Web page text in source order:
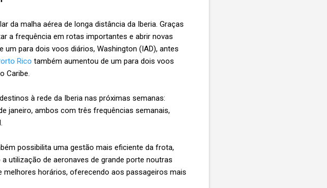
da malha aérea de longa distância da Iberia. Graças
a frequência em rotas importantes e abrir novas
para dois voos diários, Washington (IAD), antes
Rico também aumentou de um para dois voos
Caribe.
à rede da Iberia nas próximas semanas:
janeiro, ambos com três frequências semanais,
possibilita uma gestão mais eficiente da frota,
utilização de aeronaves de grande porte noutras
horários, oferecendo aos passageiros mais